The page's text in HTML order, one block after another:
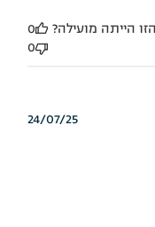
הייתה מועילה?
0
0
תאריך
24/07/25